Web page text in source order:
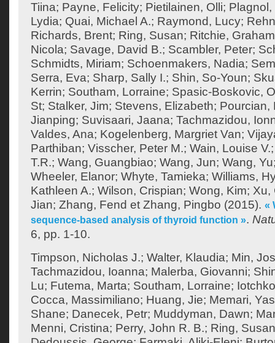
Tiina; Payne, Felicity; Pietilainen, Olli;
Lydia; Quai, Michael A.; Raymond, Lucy;
Richards, Brent; Ring, Susan; Ritchie,
Nicola; Savage, David B.; Scambler, Peter;
Schmidts, Miriam; Schoenmakers, Nadia;
Serra, Eva; Sharp, Sally I.; Shin, So-Youn;
Kerrin; Southam, Lorraine; Spasic-Boskovic,
St; Stalker, Jim; Stevens, Elizabeth; Pourcian,
Jianping; Suvisaari, Jaana; Tachmazidou,
Valdes, Ana; Kogelenberg, Margriet Van;
Parthiban; Visscher, Peter M.; Wain, Louise V.
T.R.; Wang, Guangbiao; Wang, Jun; Wang, Yu
Wheeler, Elanor; Whyte, Tamieka; Williams,
Kathleen A.; Wilson, Crispian; Wong, Kim; Xu,
Jian; Zhang, Fend et Zhang, Pingbo (2015). «
sequence-based analysis of thyroid function ».
6, pp. 1-10.
Timpson, Nicholas J.; Walter, Klaudia; Min,
Tachmazidou, Ioanna; Malerba, Giovanni;
Lu; Futema, Marta; Southam, Lorraine;
Cocca, Massimiliano; Huang, Jie; Memari,
Shane; Danecek, Petr; Muddyman, Dawn;
Menni, Cristina; Perry, John R. B.; Ring,